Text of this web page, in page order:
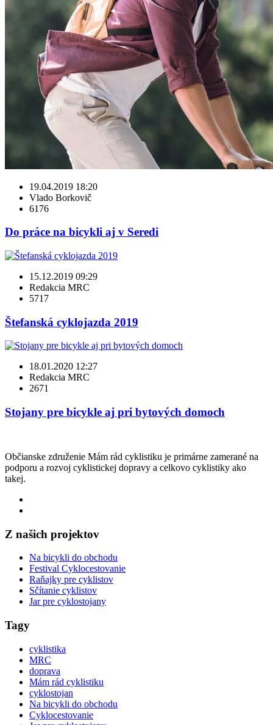
19.04.2019 18:20
Vlado Borkovič
6176
Do práce na bicykli aj v Seredi
15.12.2019 09:29
Redakcia MRC
5717
Štefanská cyklojazda 2019
18.01.2020 12:27
Redakcia MRC
2671
Stojany pre bicykle aj pri bytových domoch
Občianske združenie Mám rád cyklistiku je primárne zamerané na
podporu a rozvoj cyklistickej dopravy a celkovo cyklistiky ako
takej.
Z našich projektov
Na bicykli do obchodu
Festival Cyklocestovanie
Raňajky pre cyklistov
Sčítanie cyklistov
Jar pre cyklostojany
Tagy
cyklistika
MRC
doprava
Mám rád cyklistiku
cyklostojan
Na bicykli do obchodu
Cyklocestovanie